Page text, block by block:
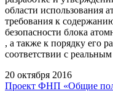
области использования
требования к
безопасности блока
, а также к порядку его
соответствии c
20 октября 2016
Проект ФНП «Общие